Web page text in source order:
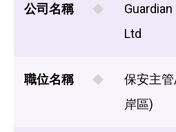
公司名稱
Ltd
職位名稱
保安主
岸區)